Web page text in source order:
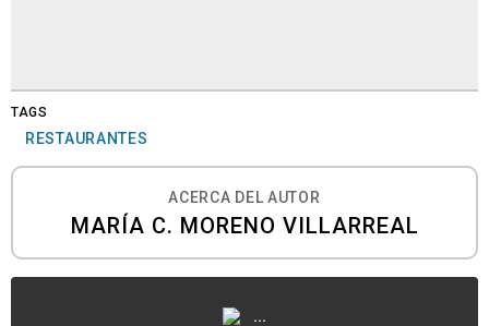
TAGS
RESTAURANTES
ACERCA DEL AUTOR
MARÍA C. MORENO VILLARREAL
...